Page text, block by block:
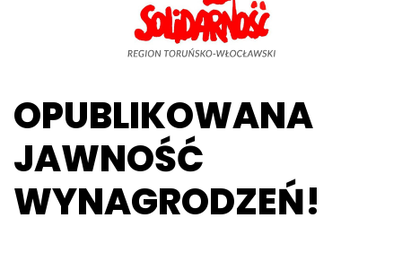
OPUBLIKOWANA
JAWNOŚĆ
WYNAGRODZEŃ!